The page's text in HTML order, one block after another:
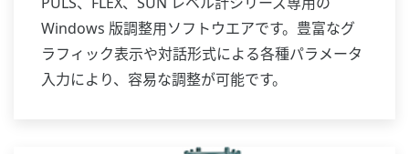
Windows 版調整用ソフトウエアです。豊富なグ
ラフィック表示や対話形式による各種パラメータ
入力により、容易な調整が可能です。